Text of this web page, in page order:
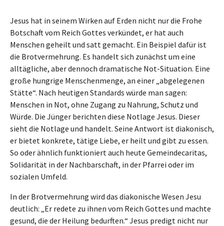
Jesus hat in seinem Wirken auf Erden nicht nur die Frohe
Botschaft vom Reich Gottes verkündet, er hat auch
Menschen geheilt und satt gemacht. Ein Beispiel dafür ist
die Brotvermehrung. Es handelt sich zunächst um eine
alltägliche, aber dennoch dramatische Not-Situation. Eine
große hungrige Menschenmenge, an einer „abgelegenen
Stätte“. Nach heutigen Standards würde man sagen:
Menschen in Not, ohne Zugang zu Nahrung, Schutz und
Würde. Die Jünger berichten diese Notlage Jesus. Dieser
sieht die Notlage und handelt. Seine Antwort ist diakonisch,
er bietet konkrete, tätige Liebe, er heilt und gibt zu essen.
So oder ähnlich funktioniert auch heute Gemeindecaritas,
Solidarität in der Nachbarschaft, in der Pfarrei oder im
sozialen Umfeld.
In der Brotvermehrung wird das diakonische Wesen Jesu
deutlich: „Er redete zu ihnen vom Reich Gottes und machte
gesund, die der Heilung bedurften.“ Jesus predigt nicht nur